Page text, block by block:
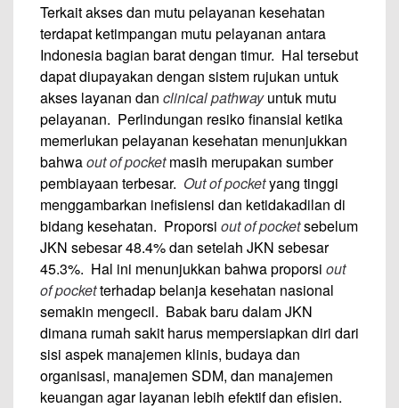
Terkait akses dan mutu pelayanan kesehatan
terdapat ketimpangan mutu pelayanan antara
Indonesia bagian barat dengan timur. Hal tersebut
dapat diupayakan dengan sistem rujukan untuk
akses layanan dan clinical pathwayuntuk mutu
pelayanan. Perlindungan resiko finansial ketika
memerlukan pelayanan kesehatan menunjukkan
bahwaout of pocketmasih merupakan sumber
pembiayaan terbesar. Out of pocketyang tinggi
menggambarkan inefisiensi dan ketidakadilan di
bidang kesehatan. Proporsi out of pocketsebelum
JKN sebesar 48.4% dan setelah JKN sebesar
45.3%. Hal ini menunjukkan bahwa proporsi out
of pocketterhadap belanja kesehatan nasional
semakin mengecil. Babak baru dalam JKN
dimana rumah sakit harus mempersiapkan diri dari
sisi aspek manajemen klinis, budaya dan
organisasi, manajemen SDM, dan manajemen
keuangan agar layanan lebih efektif dan efisien.